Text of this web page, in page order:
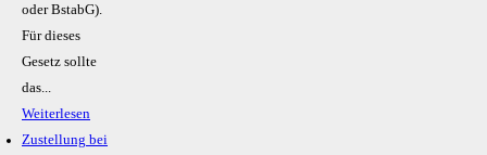
oder BstabG).
Für dieses
Gesetz sollte
das...
Weiterlesen
Zustellung bei